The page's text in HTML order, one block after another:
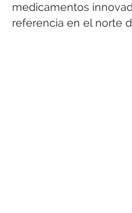
medicamentos
referencia en el norte